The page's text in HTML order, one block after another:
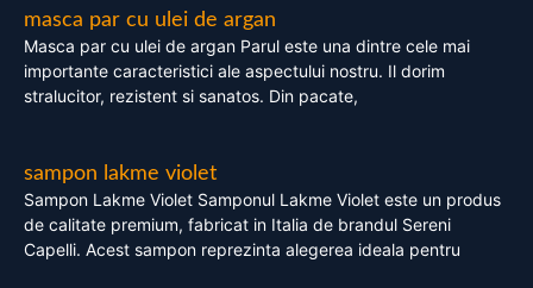
masca par cu ulei de argan
Masca par cu ulei de argan Parul este una dintre cele mai
importante caracteristici ale aspectului nostru. Il dorim
stralucitor, rezistent si sanatos. Din pacate,
sampon lakme violet
Sampon Lakme Violet Samponul Lakme Violet este un produs
de calitate premium, fabricat in Italia de brandul Sereni
Capelli. Acest sampon reprezinta alegerea ideala pentru